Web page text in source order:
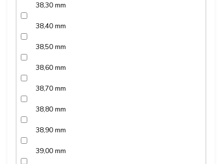
38,30 mm
38,40 mm
38,50 mm
38,60 mm
38,70 mm
38,80 mm
38,90 mm
39,00 mm